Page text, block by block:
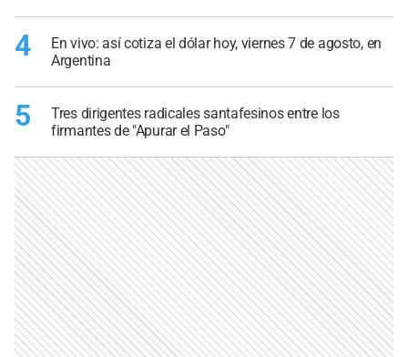
4
En vivo: así cotiza el dólar hoy, viernes 7 de agosto, en
Argentina
5
Tres dirigentes radicales santafesinos entre los
firmantes de "Apurar el Paso"